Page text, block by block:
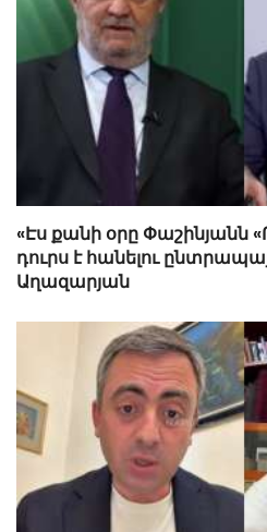
«Էս քանի օրը Փաշինյանն
դուրս է հանելու
Աղազարյան